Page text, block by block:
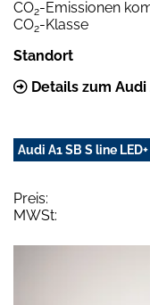
CO2-Emissionen
CO2-Klasse
Standort
Details zum Audi
Audi A1 SB S line
Preis:
MWSt: